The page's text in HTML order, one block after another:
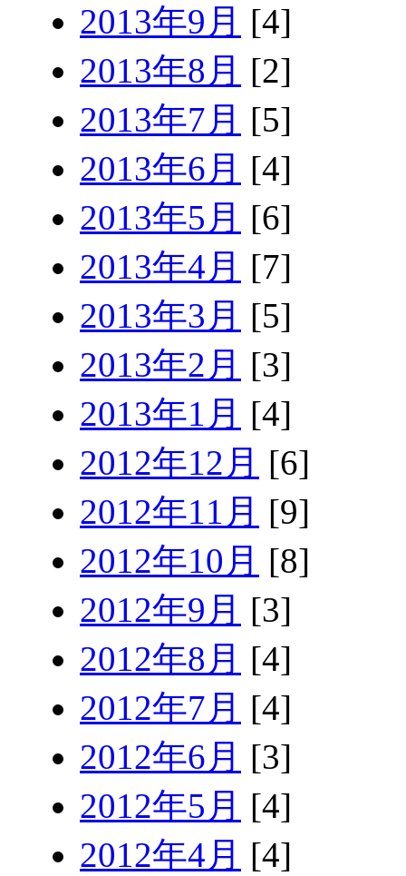
2013年9月 [4]
2013年8月 [2]
2013年7月 [5]
2013年6月 [4]
2013年5月 [6]
2013年4月 [7]
2013年3月 [5]
2013年2月 [3]
2013年1月 [4]
2012年12月 [6]
2012年11月 [9]
2012年10月 [8]
2012年9月 [3]
2012年8月 [4]
2012年7月 [4]
2012年6月 [3]
2012年5月 [4]
2012年4月 [4]